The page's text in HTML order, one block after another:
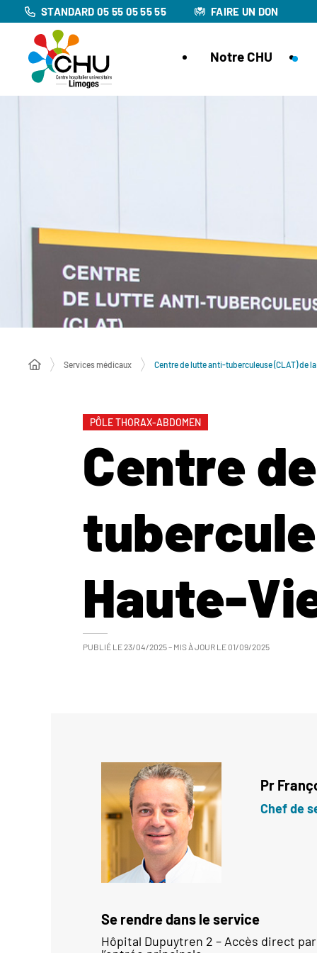
STANDARD 05 55 05 55 55 FAIRE UN DON
Notre CHU
Services médicaux Centre de lutte anti-tuberculeuse (CLAT) de
PÔLE THORAX-ABDOMEN
Centre
Haute-
PUBLIÉ LE23/04/2025– MIS À JOUR LE 01/09/2025
Pr
Chef de
Se rendre dans le service
Hôpital Dupuytren 2 – Accès direct